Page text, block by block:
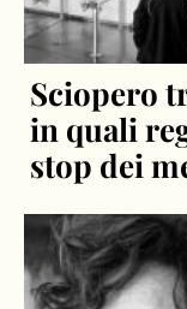
Sciopero
in quali
stop dei